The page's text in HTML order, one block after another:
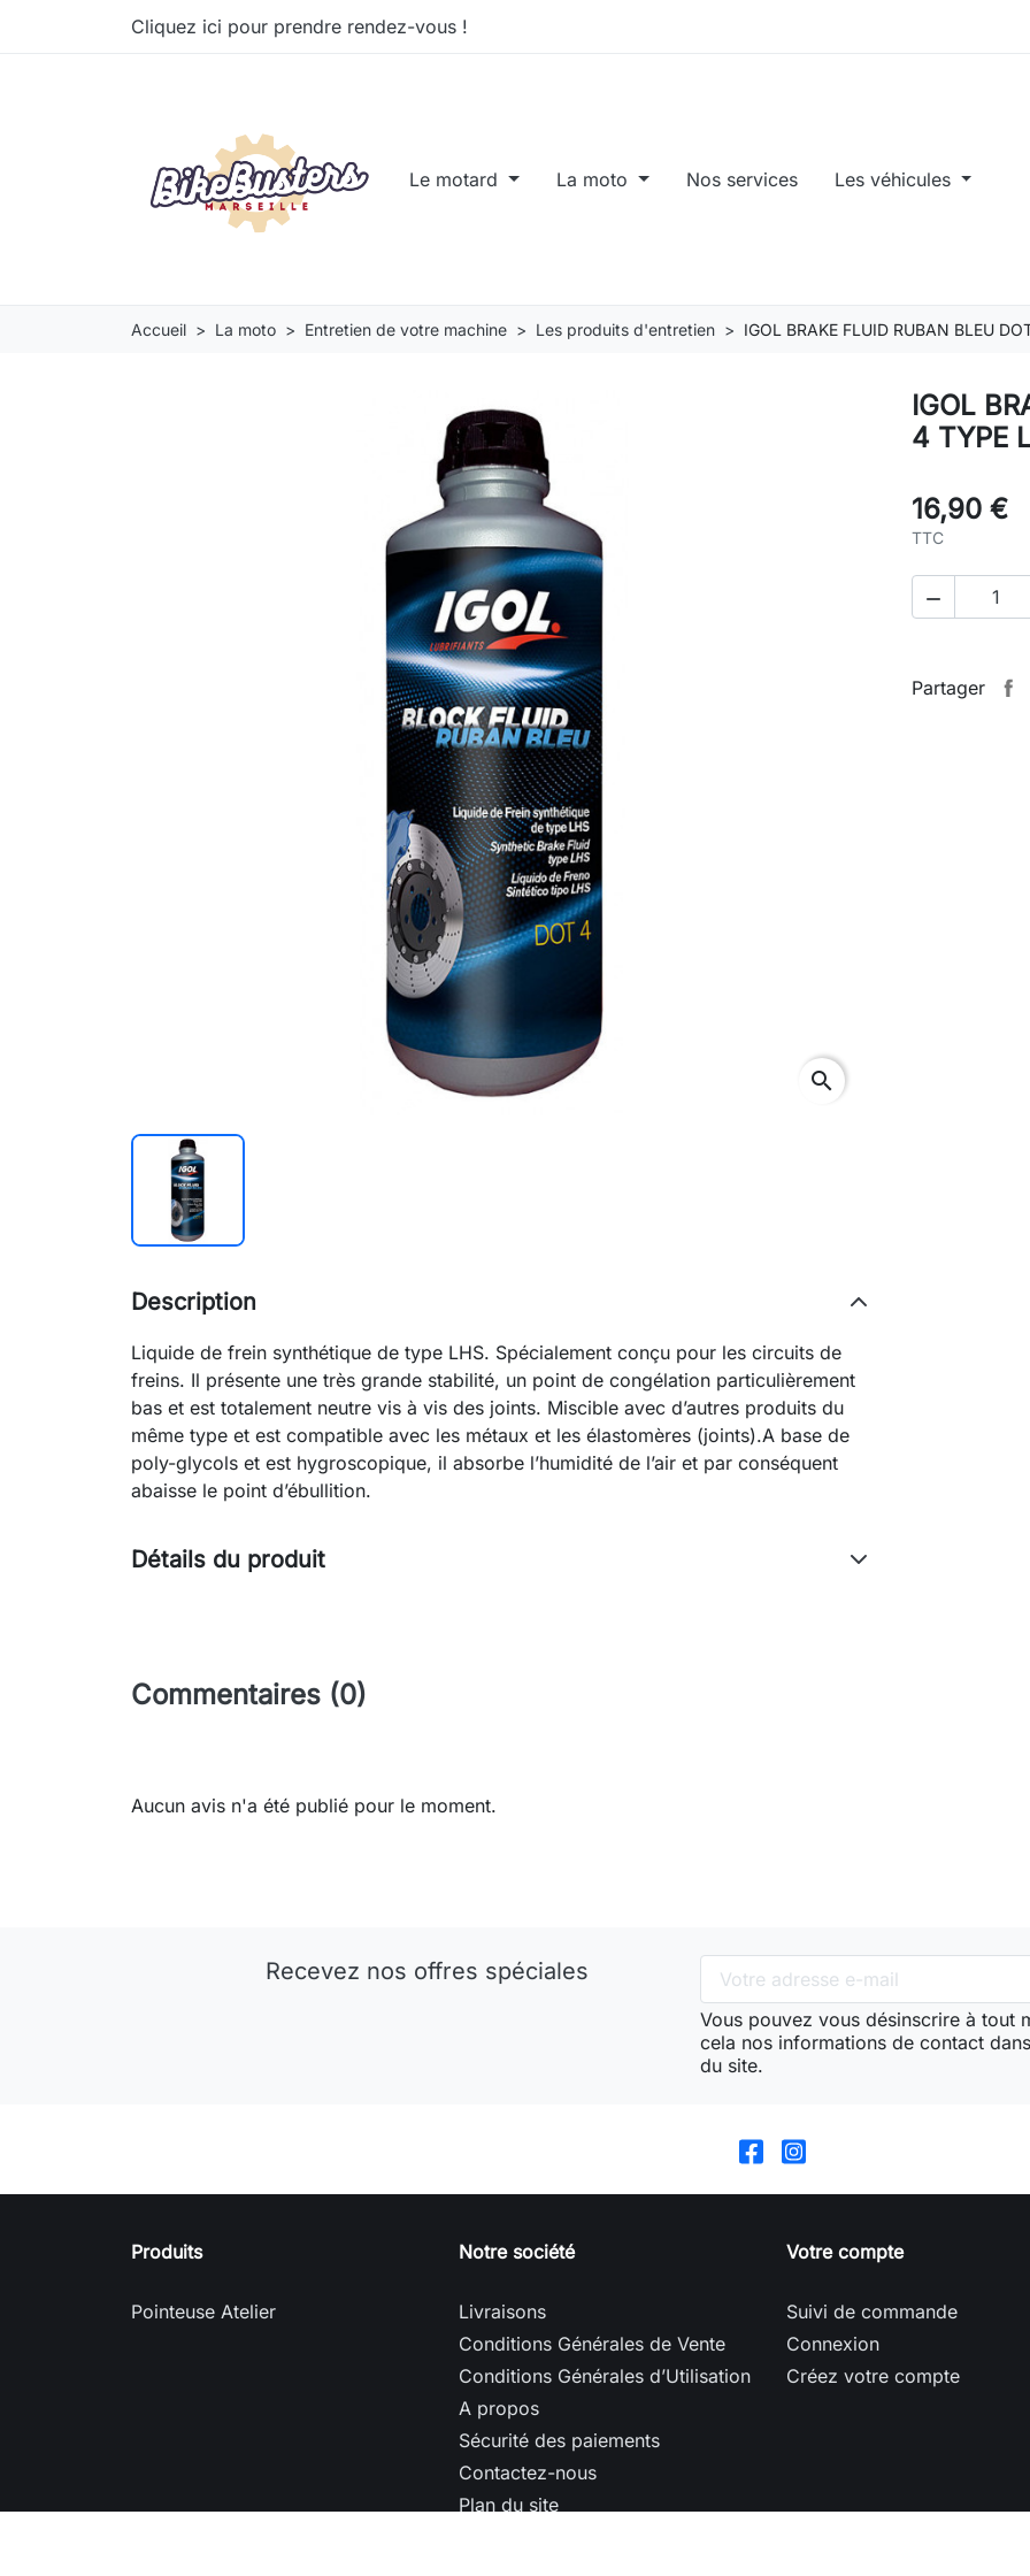
Cliquez ici pour prendre rendez-vous !
Le motard La moto Nos services Les véhicules
Accueil La moto Entretien de votre machine Les produits d'entretien IGOL BRAKE FLUID RUBAN BLEU
search
IGOL
4 TYPE
16,90 €
TTC

Partager
Description
Liquide de frein synthétique de type LHS. Spécialement conçu pour les circuits de
freins. Il présente une très grande stabilité, un point de congélation particulièrement
bas et est totalement neutre vis à vis des joints. Miscible avec d’autres produits du
même type et est compatible avec les métaux et les élastomères (joints).A base de
poly-glycols et est hygroscopique, il absorbe l’humidité de l’air et par conséquent
abaisse le point d’ébullition.
Détails du produit
Commentaires (0)
Aucun avis n'a été publié pour le moment.
Recevez nos offres spéciales
Vous pouvez vous désinscrire à tout
cela nos informations de contact
du site.
Produits
Pointeuse Atelier
Notre société
Livraisons
Conditions Générales de Vente
Conditions Générales d’Utilisation
A propos
Sécurité des paiements
Contactez-nous
Plan du site
Votre compte
Suivi de commande
Connexion
Créez votre compte